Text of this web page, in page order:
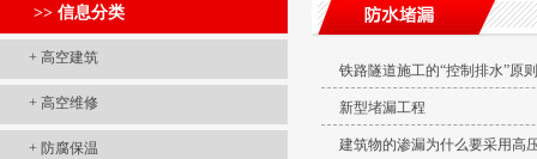
>> 信息分类
+ 高空建筑
+ 高空维修
+ 防腐保温
铁路隧道施工的“控制排水”原则
新型堵漏工程
建筑物的渗漏为什么要采用高